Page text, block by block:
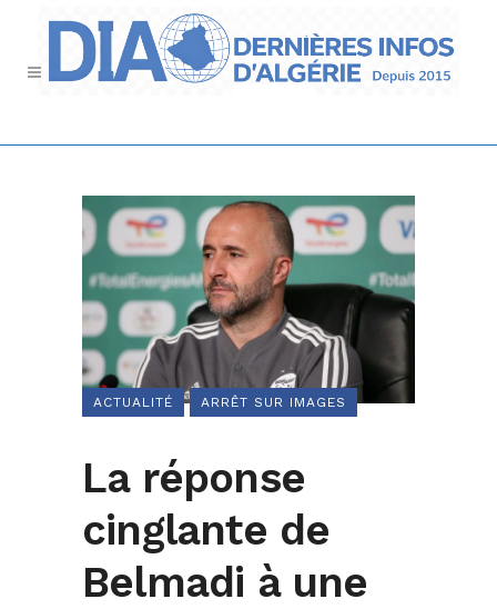
ACTUALITÉ ARRÊT SUR IMAGES
La réponse
cinglante de
Belmadi à une